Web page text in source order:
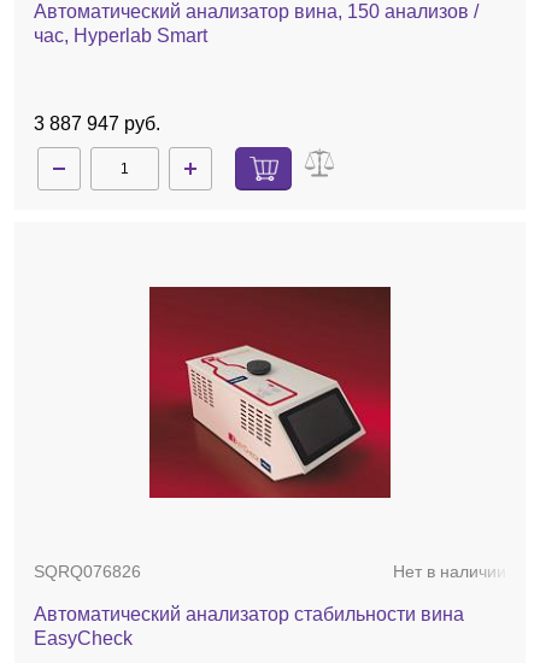
Автоматический анализатор вина, 150 анализов /
час, Hyperlab Smart
3 887 947 руб.
SQRQ076826 Нет в наличии
Автоматический анализатор стабильности вина
EasyCheck